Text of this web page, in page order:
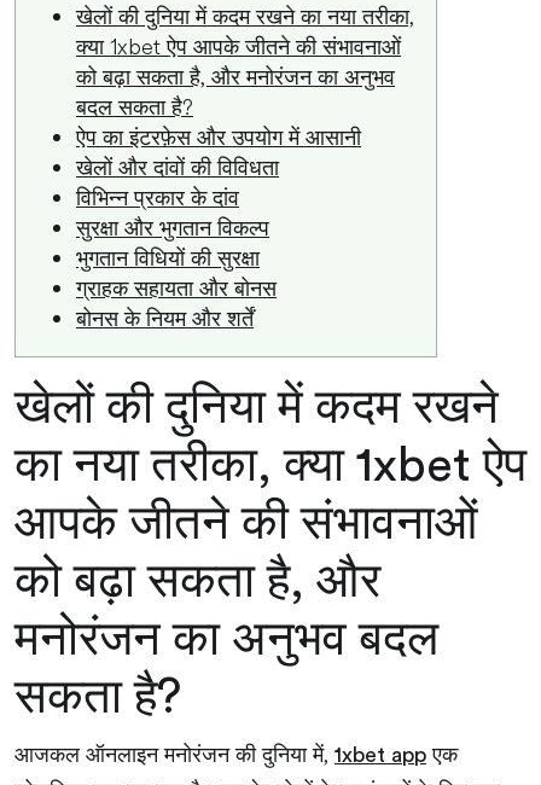
खेलों की दुनिया में कदम रखने का नया तरीका,
क्या 1xbet ऐप आपके जीतने की संभावनाओं
को बढ़ा सकता है, और मनोरंजन का अनुभव
बदल सकता है?
ऐप का इंटरफ़ेस और उपयोग में आसानी
खेलों और दांवों की विविधता
विभिन्न प्रकार के दांव
सुरक्षा और भुगतान विकल्प
भुगतान विधियों की सुरक्षा
ग्राहक सहायता और बोनस
बोनस के नियम और शर्तें
खेलों की दुनिया में कदम रखने
का नया तरीका, क्या 1xbet ऐप
आपके जीतने की संभावनाओं
को बढ़ा सकता है, और
मनोरंजन का अनुभव बदल
सकता है?
आजकल ऑनलाइन मनोरंजन की दुनिया में, 1xbet app एक